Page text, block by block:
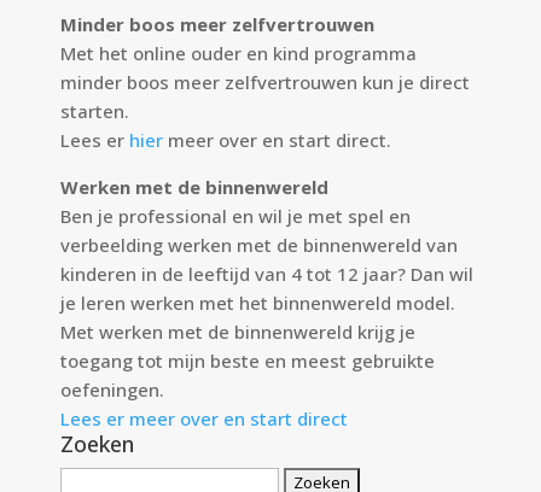
Minder boos meer zelfvertrouwen
Met het online ouder en kind programma
minder boos meer zelfvertrouwen kun je direct
starten.
Lees er hier meer over en start direct.
Werken met de binnenwereld
Ben je professional en wil je met spel en
verbeelding werken met de binnenwereld van
kinderen in de leeftijd van 4 tot 12 jaar? Dan wil
je leren werken met het binnenwereld model.
Met werken met de binnenwereld krijg je
toegang tot mijn beste en meest gebruikte
oefeningen.
Lees er meer over en start direct
Zoeken